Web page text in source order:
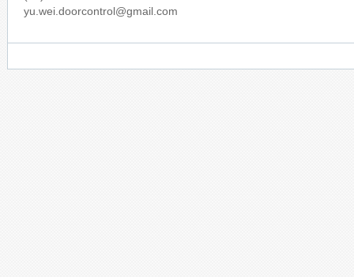
yu.wei.doorcontrol@gmail.com